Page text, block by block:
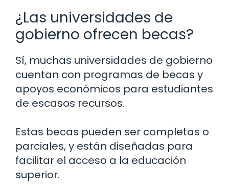
¿Las universidades de
gobierno ofrecen becas?
Sí, muchas universidades de gobierno
cuentan con programas de becas y
apoyos económicos para estudiantes
de escasos recursos.
Estas becas pueden ser completas o
parciales, y están diseñadas para
facilitar el acceso a la educación
superior.